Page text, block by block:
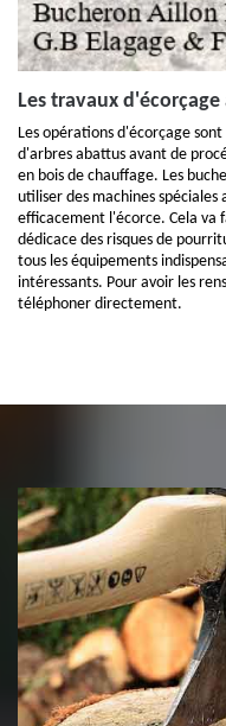
Les travaux
Les opérations d'écorçage
d'arbres abattus avant de
en bois de chauffage. Les
utiliser des machines spéciales
efficacement l'écorce. Cela va
dédicace des risques de
tous les équipements
intéressants. Pour avoir les
téléphoner directement.